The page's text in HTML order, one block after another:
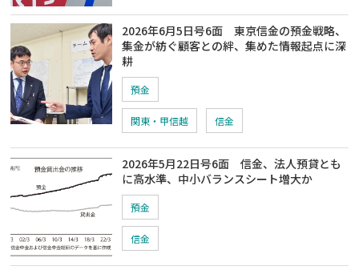
2026年6月5日号6面 東京信金の預金戦略、
集金が紡ぐ顧客との絆、集めた情報起点に深
耕
預金
関東・甲信越 信金
2026年5月22日号6面 信金、法人預貸とも
に高水準、中小バランスシート増大か
預金
信金